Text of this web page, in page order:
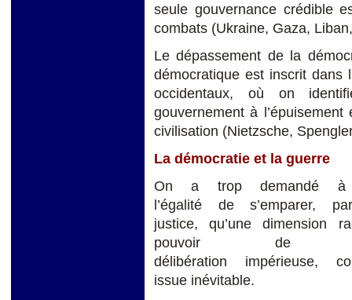
seule gouvernance crédible
combats (Ukraine, Gaza,
Le dépassement de la
démocratique est inscrit dans
occidentaux, où on
gouvernement à
civilisation (Nietzsche,
La démocratie et la guerre
On a trop demandé à
l’égalité de
justice, qu’une dimension
pouvoir de
délibération impérieuse,
issue inévitable.